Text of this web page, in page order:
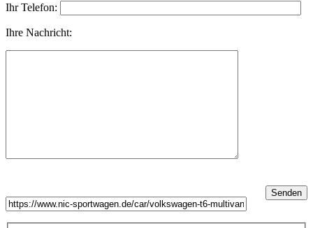
Ihr Telefon:
Ihre Nachricht: